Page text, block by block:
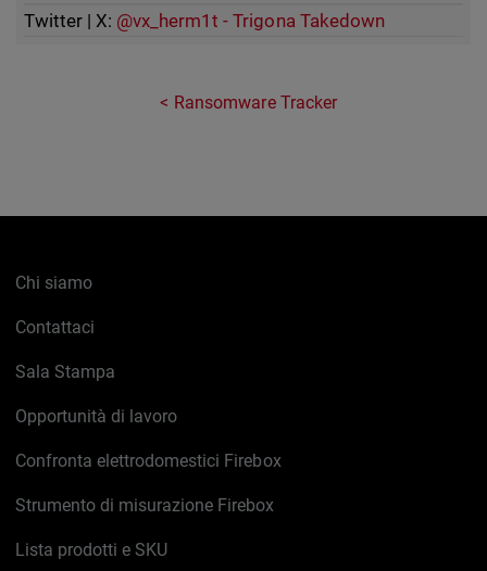
Twitter | X: @vx_herm1t - Trigona Takedown
Ransomware Tracker
Chi siamo
Contattaci
Sala Stampa
Opportunità di lavoro
Confronta elettrodomestici Firebox
Strumento di misurazione Firebox
Lista prodotti e SKU